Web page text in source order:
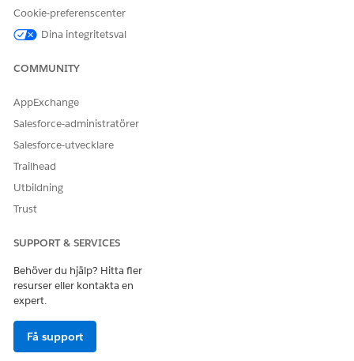
automatiserade godkännanden av chefer eller lagerkontroller.
Integrering
Denna mall använder en förkonfigurerad integrering med
integrering, konfigurera dina inloggningsuppgifter för
Microsoft Entra ID. Mer information om denna
Cookie-preferenscenter
Dina integritetsval
COMMUNITY
AppExchange
Salesforce-administratörer
Salesforce-utvecklare
Trailhead
Utbildning
Trust
SUPPORT & SERVICES
Behöver du hjälp? Hitta fler
resurser eller kontakta en
expert.
Få support